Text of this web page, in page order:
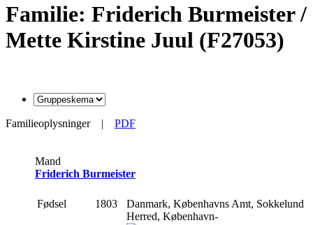
Familie: Friderich Burmeister /
Mette Kirstine Juul (F27053)
Familieoplysninger| PDF
Mand
Friderich Burmeister
Fødsel 1803
Danmark, Københavns Amt, Sokkelund
Herred, København-